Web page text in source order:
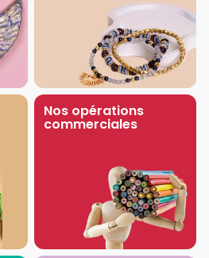
Nos opérations
commerciales